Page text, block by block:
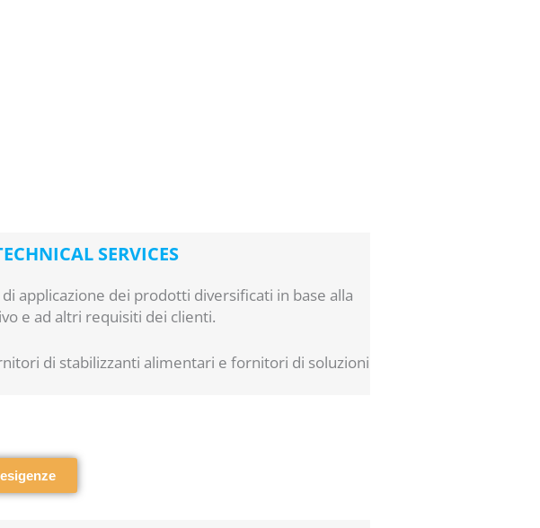
SERVICES
applicazione dei prodotti diversificati in base alla
e ad altri requisiti dei clienti.
di stabilizzanti alimentari e fornitori di soluzioni